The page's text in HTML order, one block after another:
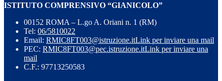
ISTITUTO COMPRENSIVO “GIANICOLO”
00152 ROMA – L.go A. Oriani n. 1 (RM)
Tel: 06/5810022
Email: RMIC8FT003@istruzione.itLink per inviare una mail
PEC: RMIC8FT003@pec.istruzione.itLink per inviare una
mail
C.F.: 97713250583